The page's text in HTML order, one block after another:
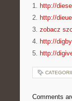
1. http://
2. http://
3. zobacz
4. http://
5. http://
Comments